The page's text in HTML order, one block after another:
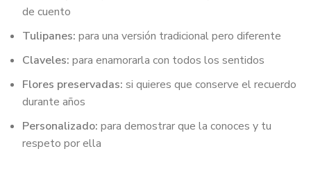
de cuento
Tulipanes: para una versión tradicional pero diferente
Claveles: para enamorarla con todos los sentidos
Flores preservadas: si quieres que conserve el recuerdo
durante años
Personalizado: para demostrar que la conoces y tu
respeto por ella